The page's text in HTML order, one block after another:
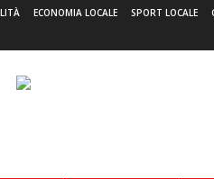
ECONOMIA LOCALE SPORT LOCALE